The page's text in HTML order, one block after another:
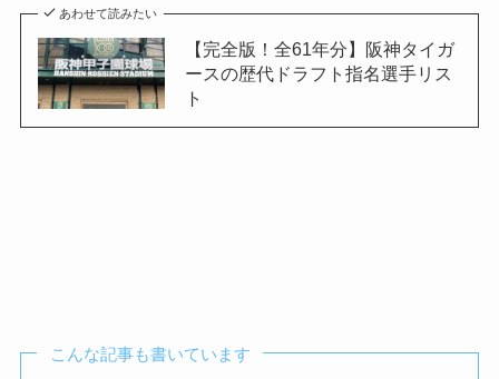
あわせて読みたい
【完全版！全61年分】阪神タイガ
ースの歴代ドラフト指名選手リス
ト
こんな記事も書いています